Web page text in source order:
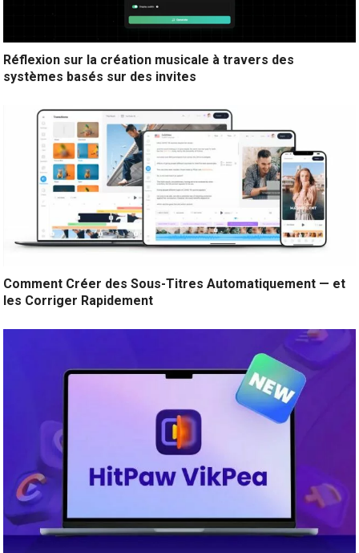
Réflexion sur la création musicale à travers des
systèmes basés sur des invites
Comment Créer des Sous-Titres Automatiquement — et
les Corriger Rapidement